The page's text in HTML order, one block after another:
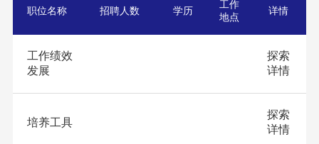
职位名称 招聘人数 学历
工作
地点
详情
工作绩效
发展
探索
详情
培养工具
探索
详情